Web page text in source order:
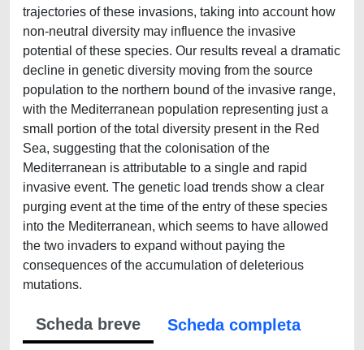
trajectories of these invasions, taking into account how
non-neutral diversity may influence the invasive
potential of these species. Our results reveal a dramatic
decline in genetic diversity moving from the source
population to the northern bound of the invasive range,
with the Mediterranean population representing just a
small portion of the total diversity present in the Red
Sea, suggesting that the colonisation of the
Mediterranean is attributable to a single and rapid
invasive event. The genetic load trends show a clear
purging event at the time of the entry of these species
into the Mediterranean, which seems to have allowed
the two invaders to expand without paying the
consequences of the accumulation of deleterious
mutations.
Scheda breve
Scheda completa